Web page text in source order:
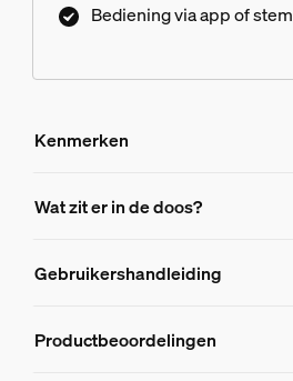
Bediening via app of stem
Kenmerken
Kenmerken
8721103095725
Duurzaamheid
Wat zit er in de doos?
Gebruikershandleiding
Productbeoordelingen